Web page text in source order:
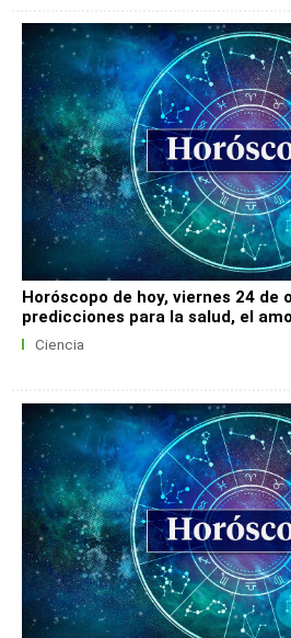
Horóscopo de hoy, viernes 24 de
predicciones para la salud, el
Ciencia